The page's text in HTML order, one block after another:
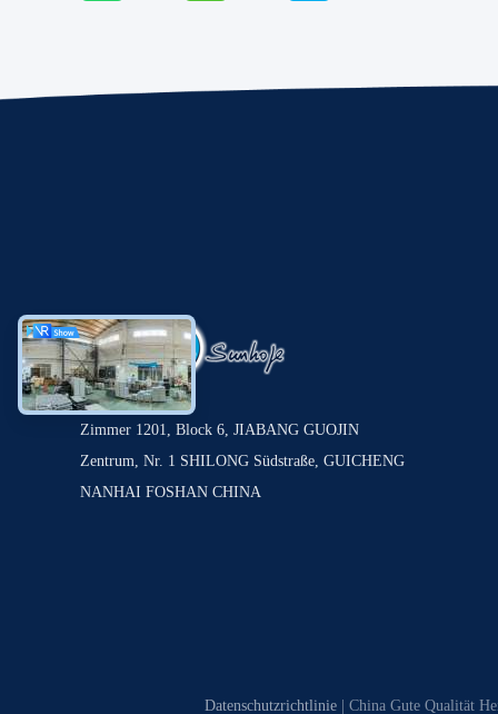
Zimmer 1201, Block 6, JIABANG GUOJIN
Zentrum, Nr. 1 SHILONG Südstraße, GUICHENG
NANHAI FOSHAN CHINA
Datenschutzrichtlinie | China Gute Qualität